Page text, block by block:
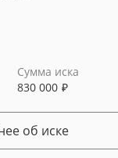
Сумма иска
830 000 ₽
об иске